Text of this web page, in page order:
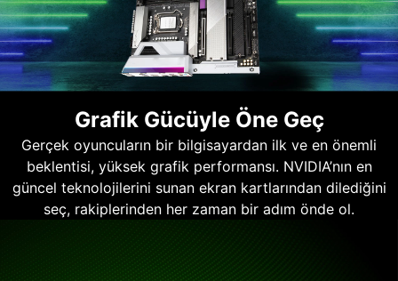
Grafik Gücüyle Öne Geç
Gerçek oyuncuların bir bilgisayardan ilk ve en önemli
beklentisi, yüksek grafik performansı. NVIDIA’nın en
güncel teknolojilerini sunan ekran kartlarından dilediğini
seç, rakiplerinden her zaman bir adım önde ol.